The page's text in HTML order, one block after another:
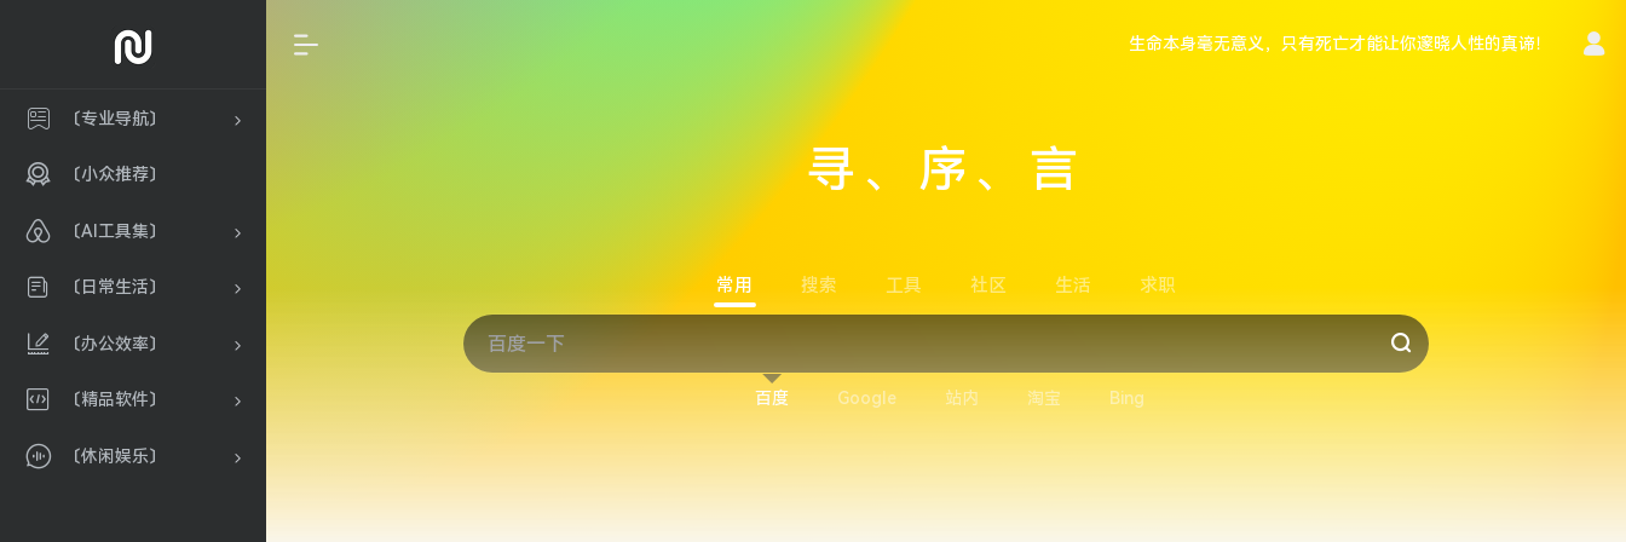
〔专业导航〕
〔小众推荐〕
〔AI工具集〕
〔日常生活〕
〔办公效率〕
〔精品软件〕
〔休闲娱乐〕
生命本身毫无意义，只有死亡才能让你邃晓人性的真谛！
寻、序、言
常用 搜索 工具 社区 生活 求职
百度 Google 站内 淘宝 Bing